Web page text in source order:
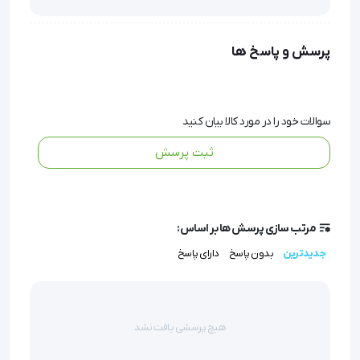
پرتابل و سبک وزن است که برای تأمین اکسیژن خالص در
با وزن تنها ۱.۹۸ کیلوگرم، حمل و نقل آن بسیار آسان است.
این دستگاه با باتری‌های قابل شارژ و فندکی ماشین، امکان
همچنین، دارای صفحه نمایش بزرگ و کاربری ساده‌ای است که
نیازهای اکسیژن بیمار را به‌خوبی برآورده می‌سازد.
پرسش و پاسخ ها
سوالات خود را در مورد کالا بیان کنید
ثبت پرسش
مرتب سازی پرسش ها بر اساس:
جدیدترین بدون پاسخ دارای پاسخ
هیچ پرسشی یافت نشد